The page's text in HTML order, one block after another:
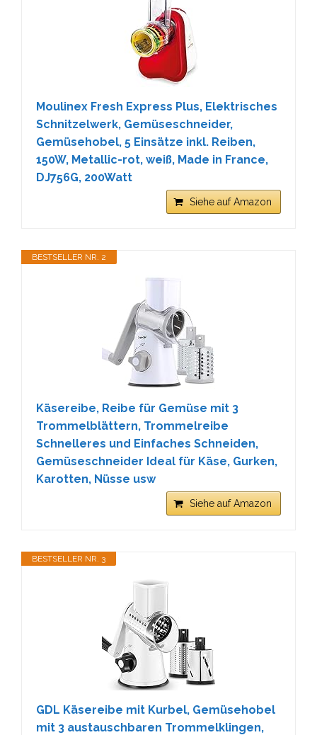
Moulinex Fresh Express Plus, Elektrisches
Schnitzelwerk, Gemüseschneider,
Gemüsehobel, 5 Einsätze inkl. Reiben,
150W, Metallic-rot, weiß, Made in France,
DJ756G, 200Watt
Siehe auf Amazon
BESTSELLER NR. 2
Käsereibe, Reibe für Gemüse mit 3
Trommelblättern, Trommelreibe
Schnelleres und Einfaches Schneiden,
Gemüseschneider Ideal für Käse, Gurken,
Karotten, Nüsse usw
Siehe auf Amazon
BESTSELLER NR. 3
GDL Käsereibe mit Kurbel, Gemüsehobel
mit 3 austauschbaren Trommelklingen,